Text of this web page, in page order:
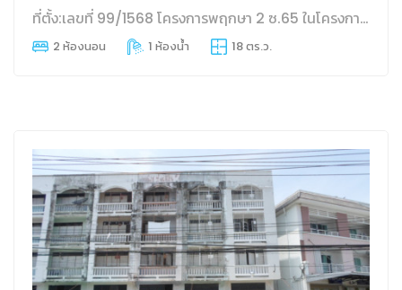
ที่ตั้ง:เลขที่ 99/1568 โครงการพฤกษา 2 ซ.65 ในโครงการ ถนนรังสิต-นครนายก
2 ห้องนอน 1 ห้องน้ำ 18 ตร.ว.